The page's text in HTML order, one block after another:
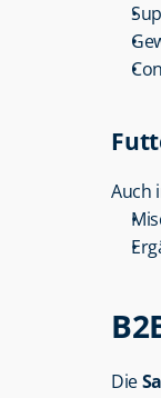
Auch
Die